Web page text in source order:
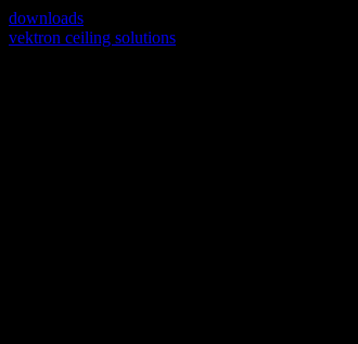
downloads
vektron ceiling solutions